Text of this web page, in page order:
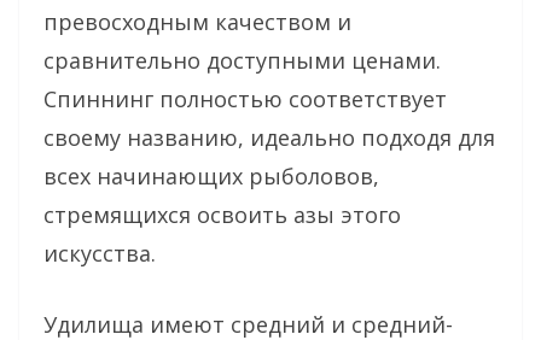
превосходным качеством и
сравнительно доступными ценами.
Спиннинг полностью соответствует
своему названию, идеально подходя для
всех начинающих рыболовов,
стремящихся освоить азы этого
искусства.
Удилища имеют средний и средний-